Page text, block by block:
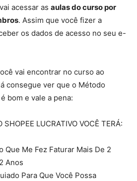
acessar as aulas do curso por
. Assim que você fizer a
os dados de acesso no seu e-
vai encontrar no curso ao
consegue ver que o Método
bom e vale a pena:
SHOPEE LUCRATIVO VOCÊ TERÁ:
Que Me Fez Faturar Mais De 2
Anos
Para Que Você Possa